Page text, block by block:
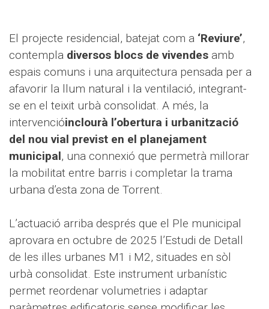
El projecte residencial, batejat com a ‘Reviure’,
contempla diversos blocs de vivendes amb
espais comuns i una arquitectura pensada per a
afavorir la llum natural i la ventilació, integrant-
se en el teixit urbà consolidat. A més, la
intervencióinclourà l’obertura i urbanització
del nou vial previst en el planejament
municipal, una connexió que permetrà millorar
la mobilitat entre barris i completar la trama
urbana d’esta zona de Torrent.
L’actuació arriba després que el Ple municipal
aprovara en octubre de 2025 l’Estudi de Detall
de les illes urbanes M1 i M2, situades en sòl
urbà consolidat. Este instrument urbanístic
permet reordenar volumetries i adaptar